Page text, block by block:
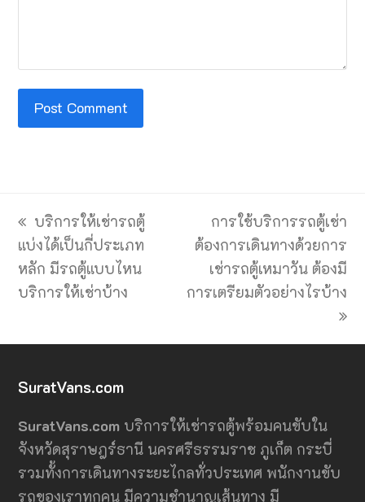
previous
post:
บริการให้เช่ารถตู้
แบ่งได้เป็นกี่ประเภท
หลัก มีรถตู้แบบไหน
บริการให้เช่าบ้าง
next
post:
การใช้บริการรถตู้เช่า
ต้องการเดินทางด้วยการ
เช่ารถตู้เหมาวัน ต้องมี
การเตรียมตัวอย่างไรบ้าง
SuratVans.com
SuratVans.com บริการให้เช่ารถตู้พร้อมคนขับใน
จังหวัดสุราษฎร์ธานี นครศรีธรรมราช ภูเก็ต กระบี่
รวมทั้งการเดินทางระยะไกลทั่วประเทศ พนักงานขับ
รถของเราทุกคน มีความชำนาญเส้นทาง มี